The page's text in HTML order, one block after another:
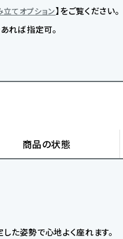
てオプション】をご覧ください。
れば指定可。
商品の状態
た姿勢で心地よく座れます。